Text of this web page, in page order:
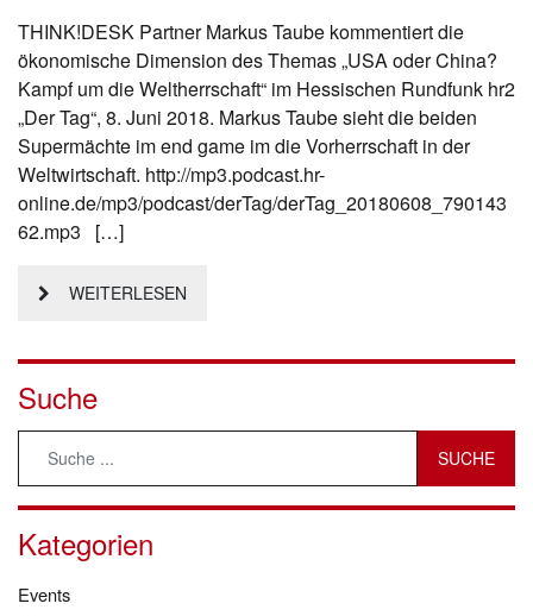
THINK!DESK Partner Markus Taube kommentiert die
ökonomische Dimension des Themas „USA oder China?
Kampf um die Weltherrschaft“ im Hessischen Rundfunk hr2
„Der Tag“, 8. Juni 2018. Markus Taube sieht die beiden
Supermächte im end game im die Vorherrschaft in der
Weltwirtschaft. http://mp3.podcast.hr-
online.de/mp3/podcast/derTag/derTag_20180608_790143
62.mp3 […]
WEITERLESEN
Suche
Kategorien
Events